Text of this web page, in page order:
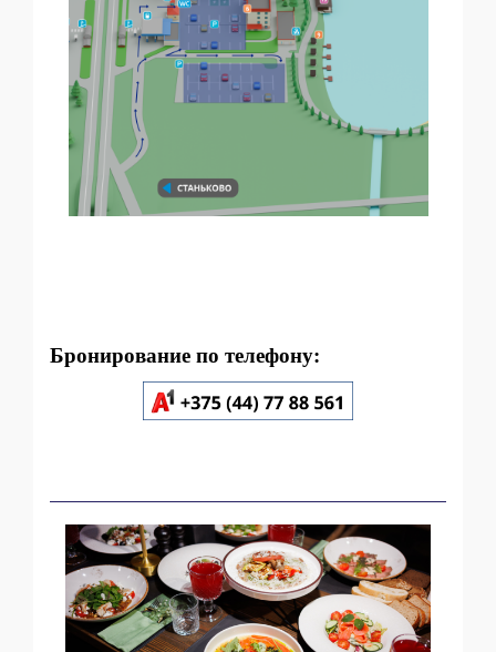
Бронирование по телефону: